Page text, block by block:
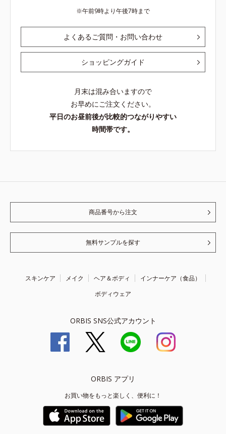
午前9時より午後7時まで
よくあるご質問・お問い合わせ
ショッピングガイド
月末は混み合いますので
お早めにご注文ください。
平日のお昼前後が比較的つながりやすい
時間帯です。
商品番号から注文
無料サンプルを探す
スキンケア メイク ヘア＆ボディ
インナーケア（食品）
ボディウェア
ORBIS SNS公式アカウント
ORBIS アプリ
お買い物をもっと楽しく、便利に！